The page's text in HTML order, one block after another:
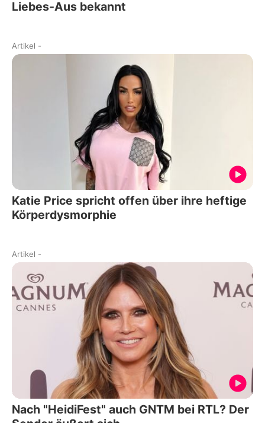
Liebes-Aus bekannt
Artikel -
Katie Price spricht offen über ihre heftige
Körperdysmorphie
Artikel -
Nach "HeidiFest" auch GNTM bei RTL? Der